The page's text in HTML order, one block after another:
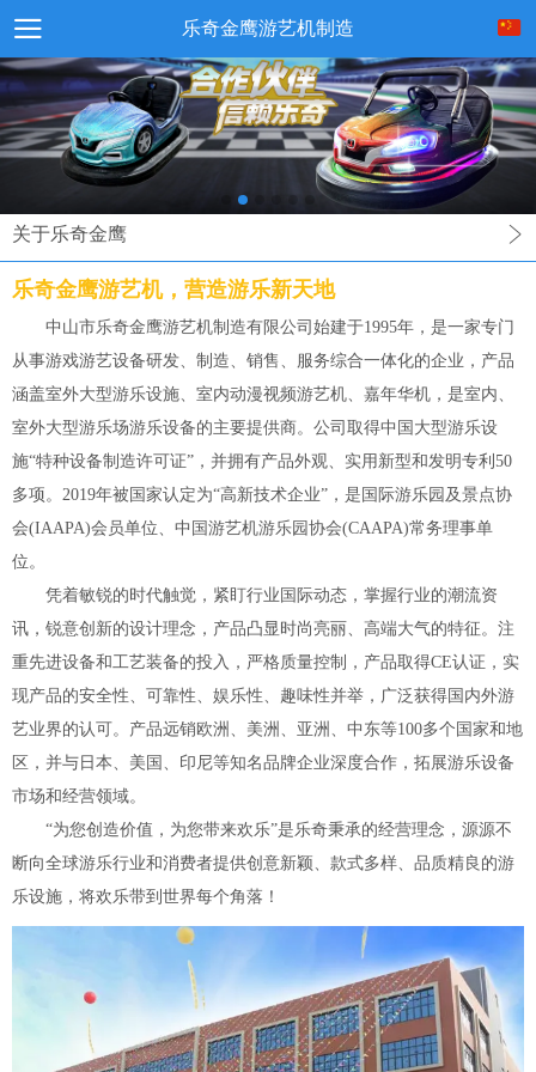
乐奇金鹰游艺机制造
关于乐奇金鹰
乐奇金鹰游艺机，营造游乐新天地
中山市乐奇金鹰游艺机制造有限公司始建于1995年，是一家专门
从事游戏游艺设备研发、制造、销售、服务综合一体化的企业，产品
涵盖室外大型游乐设施、室内动漫视频游艺机、嘉年华机，是室内、
室外大型游乐场游乐设备的主要提供商。公司取得中国大型游乐设
施“特种设备制造许可证”，并拥有产品外观、实用新型和发明专利50
多项。2019年被国家认定为“高新技术企业”，是国际游乐园及景点协
会(IAAPA)会员单位、中国游艺机游乐园协会(CAAPA)常务理事单
位。
凭着敏锐的时代触觉，紧盯行业国际动态，掌握行业的潮流资
讯，锐意创新的设计理念，产品凸显时尚亮丽、高端大气的特征。注
重先进设备和工艺装备的投入，严格质量控制，产品取得CE认证，实
现产品的安全性、可靠性、娱乐性、趣味性并举，广泛获得国内外游
艺业界的认可。产品远销欧洲、美洲、亚洲、中东等100多个国家和地
区，并与日本、美国、印尼等知名品牌企业深度合作，拓展游乐设备
市场和经营领域。
“为您创造价值，为您带来欢乐”是乐奇秉承的经营理念，源源不
断向全球游乐行业和消费者提供创意新颖、款式多样、品质精良的游
乐设施，将欢乐带到世界每个角落！